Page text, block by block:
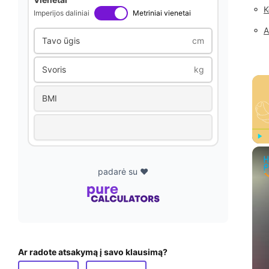
Imperijos daliniai Metriniai vienetai
Tavo ūgis cm
Svoris kg
BMI
padarė su ❤️
Ar radote atsakymą į savo klausimą?
◦
◦